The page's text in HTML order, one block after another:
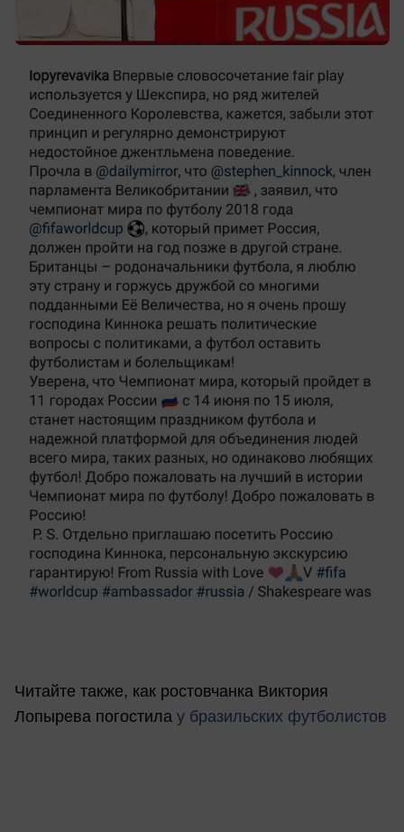
Читайте также, как ростовчанка Виктория
Лопырева погостила у бразильских футболистов